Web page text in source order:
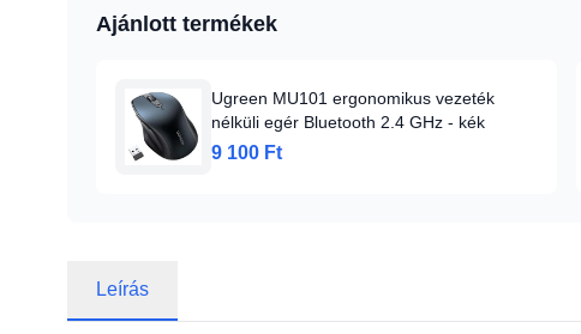
Ajánlott termékek
Ugreen MU101 ergonomikus vezeték
nélküli egér Bluetooth 2.4 GHz - kék
9 100 Ft
Leírás